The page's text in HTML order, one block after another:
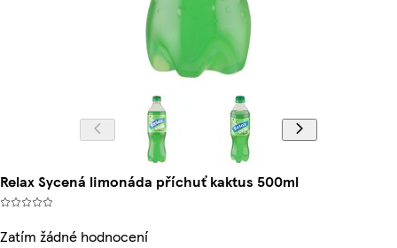
Relax Sycená limonáda příchuť kaktus 500ml
Zatím žádné hodnocení